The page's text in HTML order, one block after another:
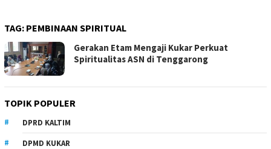
TAG: PEMBINAAN SPIRITUAL
Gerakan Etam Mengaji Kukar Perkuat
Spiritualitas ASN di Tenggarong
TOPIK POPULER
DPRD KALTIM
DPMD KUKAR